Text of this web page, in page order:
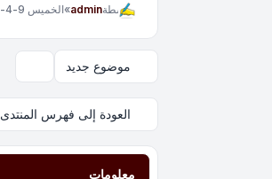
بواسطةadmin
»الخميس 9-4-2026 10:45 pm
موضوع جديد
العودة إلى فهرس المنتدى
معلومات